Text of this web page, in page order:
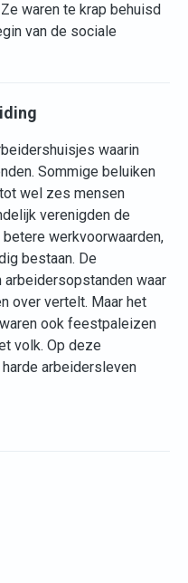
waren te krap behuisd
van de sociale
waarin
Sommige beluiken
wel zes mensen
verenigden de
werkvoorwaarden,
bestaan. De
arbeidersopstanden waar
over vertelt. Maar het
ook feestpaleizen
volk. Op deze
arbeidersleven